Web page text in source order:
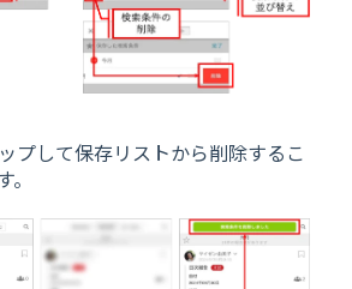
プして保存リストから削除するこ